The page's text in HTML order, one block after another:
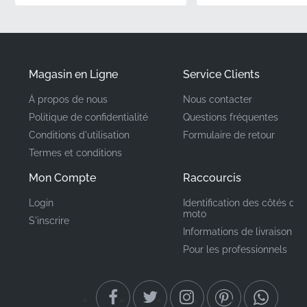
découpé pour suivre les contours tridimensionnels
Numéro de pièce
(MPN)
560757230
Fabricant
montage
Carénage latéral gauche,
gauche*
Autocollant de carénage
Magasin en Ligne
À propos de nous
Politique de confidentialité
Conditions d'utilisation
Termes et conditions
Mon Compte
Login
S'inscrire
Service Clients
Nous contacter
Questions fréquentes
Formulaire de retour
Raccourcis
Identification des côtés de
moto
Informations de livraison
Pour les professionnels